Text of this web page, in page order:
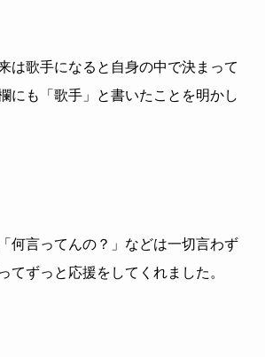
は歌手になると自身の中で決まって
にも「歌手」と書いたことを明かし
何言ってんの？」などは一切言わず
てずっと応援をしてくれました。